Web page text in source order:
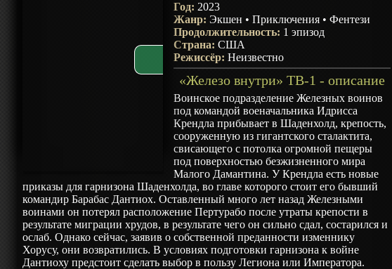
Год: 2023
Жанр:Экшен •Приключения •Фентези
Продолжительность: 1 эпизод
Страна:США
Режиссёр:Неизвестно
«Железо внутри» ТВ-1 - описание
Воинское подразделение Железных воинов
под командой военачальника Идрисса
Крендла прибывает в Шаденхолд, крепость,
сооруженную из гигантского сталактита,
свисающего с потолка огромной пещеры
под поверхностью безжизненного мира
Малого Дамантина. У Крендла есть новые
приказы для гарнизона Шаденхолда, во главе которого стоит его бывший
командир Барабас Дантиох. Оставленный много лет назад Железными
воинами он потерял расположение Пертурабо после утраты крепости в
результате миграции хрудов, в результате чего он сильно сдал, состарился и
ослаб. Однако сейчас, заявив о собственной преданности изменнику
Хорусу, они возвратились. В условиях подготовки гарнизона к войне
Дантиоху предстоит сделать выбор в пользу Легиона или Императора.